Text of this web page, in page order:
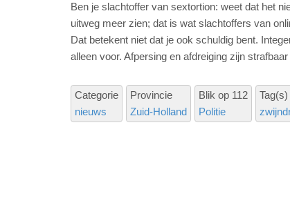
Ben je slachtoffer van sextortion: weet dat het
uitweg meer zien; dat is wat slachtoffers van
Dat betekent niet dat je ook schuldig bent.
alleen voor. Afpersing en afdreiging zijn
Categorie
nieuws
Provincie
Zuid-Holland
Blik op 112
Politie
Tag(s)